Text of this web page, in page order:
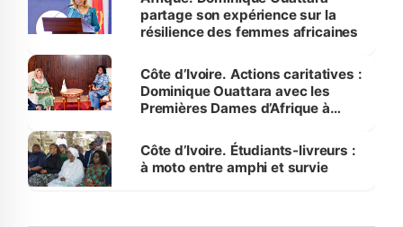
partage son expérience sur la
résilience des femmes africaines
Côte d’Ivoire. Actions caritatives :
Dominique Ouattara avec les
Premières Dames d’Afrique à
Côte d’Ivoire. Étudiants-livreurs :
à moto entre amphi et survie